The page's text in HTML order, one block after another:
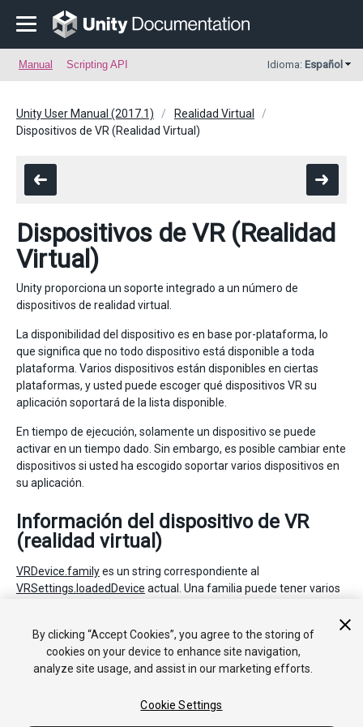
Manual Scripting API Idioma: Español
Unity User Manual (2017.1)
Realidad Virtual
Dispositivos de VR (Realidad Virtual)
Dispositivos de VR (Realidad
Virtual)
Unity proporciona un soporte integrado a un número de
dispositivos de realidad virtual.
La disponibilidad del dispositivo es en base por-plataforma, lo
que significa que no todo dispositivo está disponible a toda
plataforma. Varios dispositivos están disponibles en ciertas
plataformas, y usted puede escoger qué dispositivos VR su
aplicación soportará de la lista disponible.
En tiempo de ejecución, solamente un dispositivo se puede
activar en un tiempo dado. Sin embargo, es posible cambiar ente
dispositivos si usted ha escogido soportar varios dispositivos en
su aplicación.
Información del dispositivo de VR
(realidad virtual)
VRDevice.familyes un string correspondiente al
VRSettings.loadedDevice actual. Una familia puede tener varios
acceder conVRDevice.model.
By clicking “Accept Cookies”, you agree to the storing of
cookies on your device to enhance site navigation,
analyze site usage, and assist in our marketing efforts.
Cookie Settings